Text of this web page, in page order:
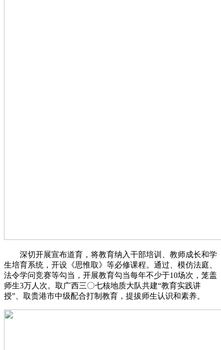
深切开展宣布道育，将教育纳入干部培训、教师成长和学
生培育系统，开设《思惟取》等必修课程。通过、模仿法庭、
法令学问竞赛等勾当，开展教育勾当每年不少于10场次，笼盖
师生3万人次。取广西三〇七核地质大队共建“教育实践讲
授”、取贵港市中级配合打制教育，提拔师生认识和素养。